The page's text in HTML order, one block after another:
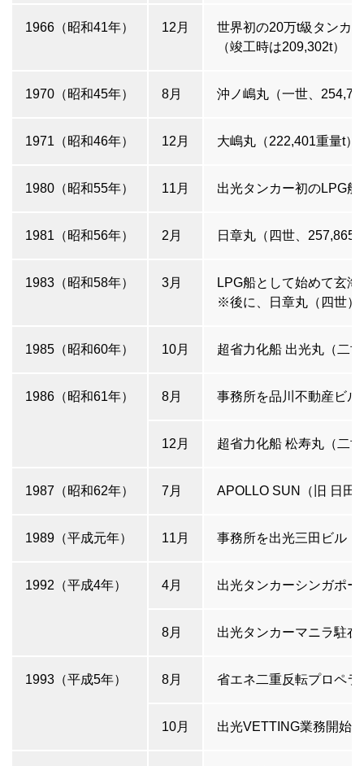
1966（昭和41年） 12月
世界初の20万t級タンカ
（竣工時は209,302t）
1970（昭和45年） 8月 沖ノ嶋丸（一世、
1971（昭和46年） 12月 大嶋丸（222,401重量t
1980（昭和55年） 11月 出光タンカー初のLPG
1981（昭和56年） 2月 日章丸（四世、257,865
1983（昭和58年） 3月
LPG船として始めて玄
※後に、日章丸（四世）
1985（昭和60年） 10月 超省力化船 出光丸（二
1986（昭和61年） 8月 事務所を品川不動産ビ
12月 超省力化船 松寿丸（二
1987（昭和62年） 7月 APOLLO SUN（旧 日田
1989（平成元年） 11月 事務所を出光三田ビル
1992（平成4年） 4月 出光タンカーシンガポ
8月 出光タンカーマニラ駐
1993（平成5年） 8月 省エネ二重反転プロペ
10月 出光VETTING業務開始